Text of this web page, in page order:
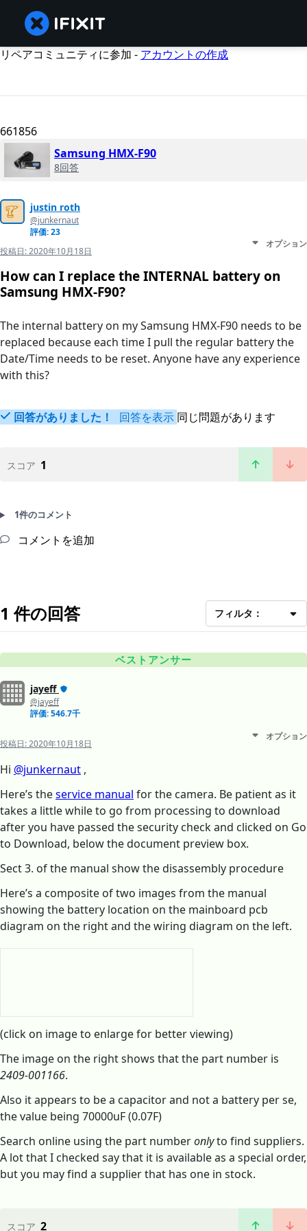
リペアコミュニティに参加 - アカウントの作成
661856
Samsung HMX-F90
8回答
justin roth
@junkernaut
評価: 23
投稿日:2020年10月18日
オプション
How can I replace the INTERNAL battery on
Samsung HMX-F90?
The internal battery on my Samsung HMX-F90 needs to be
replaced because each time I pull the regular battery the
Date/Time needs to be reset. Anyone have any experience
with this?
回答がありました！ 回答を表示 同じ問題があります
スコア 1
1件のコメント
コメントを追加
1 件の回答 フィルタ：
ベストアンサー
jayeff
@jayeff
評価: 546.7千
投稿日:2020年10月18日
オプション
Hi @junkernaut ,
Here’s theservice manual for the camera. Be patient as it
takes a little while to go from processing to download
after you have passed the security check and clicked on Go
to Download, below the document preview box.
Sect 3. of the manual show the disassembly procedure
Here’s a composite of two images from the manual
showing the battery location on the mainboard pcb
diagram on the right and the wiring diagram on the left.
(click on image to enlarge for better viewing)
The image on the right shows that the part number is
2409-001166.
Also it appears to be a capacitor and not a battery per se,
the value being 70000uF (0.07F)
Search online using the part numberonlyto find suppliers.
A lot that I checked say that it is available as a special order,
but you may find a supplier that has one in stock.
スコア 2